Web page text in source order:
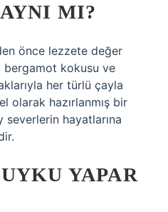
MI?
önce lezzete değer
bergamot kokusu ve
her türlü çayla
olarak hazırlanmış bir
severlerin hayatlarına
YAPAR